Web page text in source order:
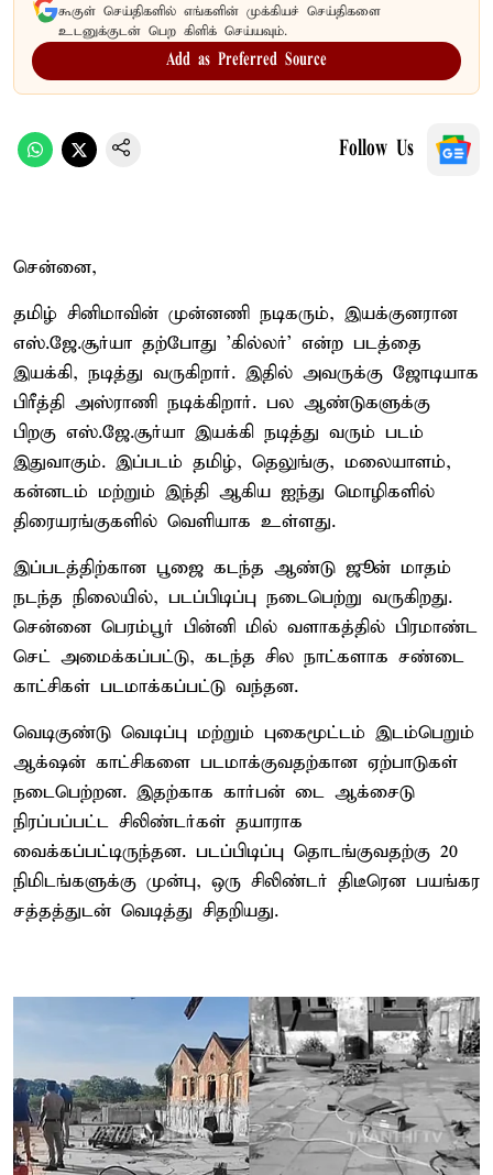
கூகுள் செய்திகளில் எங்களின் முக்கியச் செய்திகளை
உடனுக்குடன் பெற கிளிக் செய்யவும்.
Add as Preferred Source
Follow Us
சென்னை,
தமிழ் சினிமாவின் முன்னணி நடிகரும், இயக்குனரான
எஸ்.ஜே.சூர்யா தற்போது 'கில்லர்' என்ற படத்தை
இயக்கி, நடித்து வருகிறார். இதில் அவருக்கு ஜோடியாக
பிரீத்தி அஸ்ராணி நடிக்கிறார். பல ஆண்டுகளுக்கு
பிறகு எஸ்.ஜே.சூர்யா இயக்கி நடித்து வரும் படம்
இதுவாகும். இப்படம் தமிழ், தெலுங்கு, மலையாளம்,
கன்னடம் மற்றும் இந்தி ஆகிய ஐந்து மொழிகளில்
திரையரங்குகளில் வெளியாக உள்ளது.
இப்படத்திற்கான பூஜை கடந்த ஆண்டு ஜூன் மாதம்
நடந்த நிலையில், படப்பிடிப்பு நடைபெற்று வருகிறது.
சென்னை பெரம்பூர் பின்னி மில் வளாகத்தில் பிரமாண்ட
செட் அமைக்கப்பட்டு, கடந்த சில நாட்களாக சண்டை
காட்சிகள் படமாக்கப்பட்டு வந்தன.
வெடிகுண்டு வெடிப்பு மற்றும் புகைமூட்டம் இடம்பெறும்
ஆக்‌ஷன் காட்சிகளை படமாக்குவதற்கான ஏற்பாடுகள்
நடைபெற்றன. இதற்காக கார்பன் டை ஆக்சைடு
நிரப்பப்பட்ட சிலிண்டர்கள் தயாராக
வைக்கப்பட்டிருந்தன. படப்பிடிப்பு தொடங்குவதற்கு 20
நிமிடங்களுக்கு முன்பு, ஒரு சிலிண்டர் திடீரென பயங்கர
சத்தத்துடன் வெடித்து சிதறியது.